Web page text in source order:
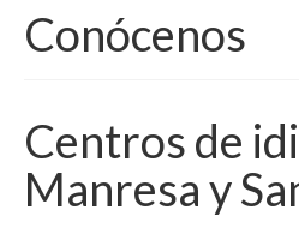
Conócenos
Centros de
Manresa y